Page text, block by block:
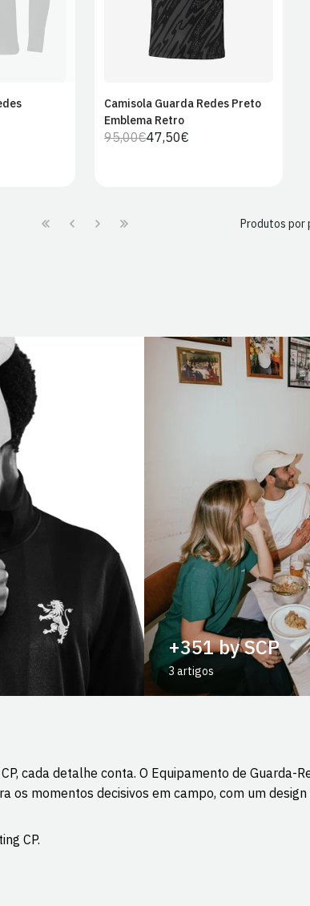
Adicionar ao
carrinho
Camisola Guarda Redes Preto
Emblema Retro
Preço
95,00€Preço
47,50€
Produtos por
+351 by SCP
3 artigos
cada detalhe conta. O Equipamento de Guarda-
os momentos decisivos em campo, com um
CP.